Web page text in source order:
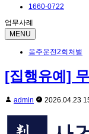
1660-0722
업무사례
MENU
음주운전2회처벌
[집행유예]
admin 2026.04.23